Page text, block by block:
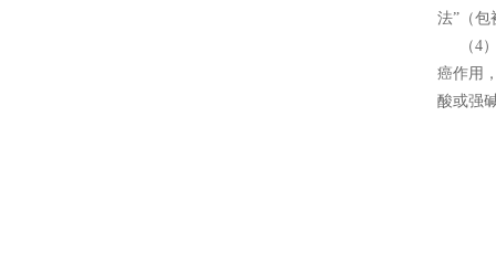
法”（
（4）
癌作用
酸或强